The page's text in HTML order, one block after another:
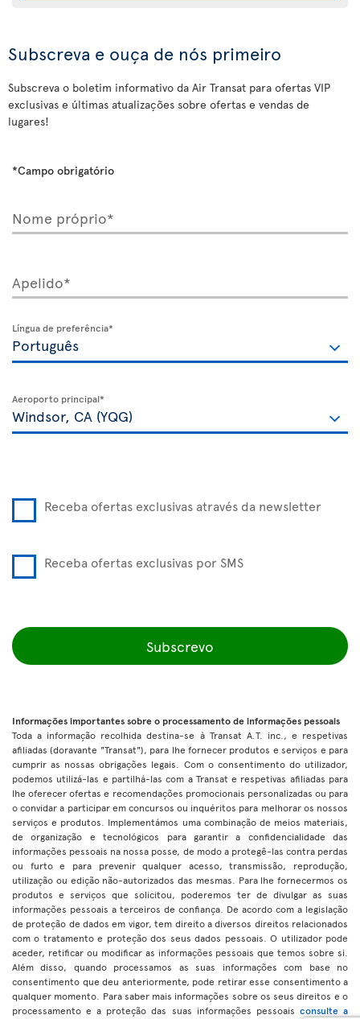
Subscreva e ouça de nós primeiro
Subscreva o boletim informativo da Air Transat para ofertas VIP
exclusivas e últimas atualizações sobre ofertas e vendas de
lugares!
*Campo obrigatório
Nome próprio*
Apelido*
Língua de preferência*
Aeroporto principal*
Receba ofertas exclusivas através da newsletter
Receba ofertas exclusivas por SMS
Subscrevo
Informações importantes sobre o processamento de informações pessoais
Toda a informação recolhida destina-se à Transat A.T. inc., e respetivas
afiliadas (doravante "Transat"), para lhe fornecer produtos e serviços e para
cumprir as nossas obrigações legais. Com o consentimento do utilizador,
podemos utilizá-las e partilhá-las com a Transat e respetivas afiliadas para
lhe oferecer ofertas e recomendações promocionais personalizadas ou para
o convidar a participar em concursos ou inquéritos para melhorar os nossos
serviços e produtos. Implementámos uma combinação de meios materiais,
de organização e tecnológicos para garantir a confidencialidade das
informações pessoais na nossa posse, de modo a protegê-las contra perdas
ou furto e para prevenir qualquer acesso, transmissão, reprodução,
utilização ou edição não-autorizados das mesmas. Para lhe fornecermos os
produtos e serviços que solicitou, poderemos ter de divulgar as suas
informações pessoais a terceiros de confiança. De acordo com a legislação
de proteção de dados em vigor, tem direito a diversos direitos relacionados
com o tratamento e proteção dos seus dados pessoais. O utilizador pode
aceder, retificar ou modificar as informações pessoais que temos sobre si.
Além disso, quando processamos as suas informações com base no
consentimento que deu anteriormente, pode retirar esse consentimento a
qualquer momento. Para saber mais informações sobre os seus direitos e o
processamento e a proteção das suas informações pessoais consulte a